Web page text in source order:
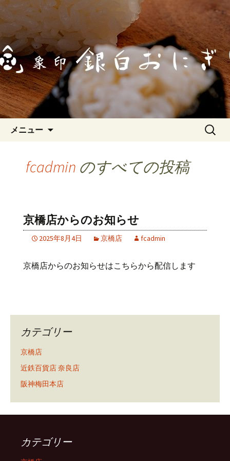
「象印銀白おにぎり」のブログ
「象印銀白おにぎり」のブログページ
です。最新情報やお知らせなどを更新
していきます。
メニュー
検
fcadmin のすべての投稿
京橋店からのお知らせ
2025年8月4日 京橋店 fcadmin
京橋店からのお知らせはこちらから配信します
カテゴリー
京橋店
近鉄百貨店 奈良店
阪神梅田本店
カテゴリー